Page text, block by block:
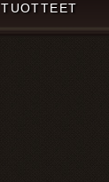
TUOTTEET